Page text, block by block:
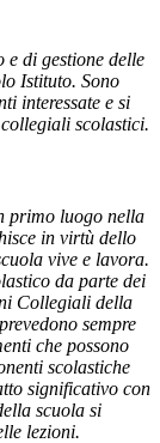
e di gestione delle
Istituto. Sono
interessate e si
scolastici.
primo luogo nella
in virtù dello
vive e lavora.
da parte dei
Collegiali della
sempre
che possono
scolastiche
significativo con
scuola si
lezioni.